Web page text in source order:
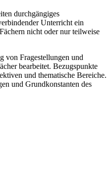
durchgängiges
Unterricht ein
nicht oder nur teilweise
von Fragestellungen und
bearbeitet. Bezugspunkte
und thematische Bereiche.
und Grundkonstanten des